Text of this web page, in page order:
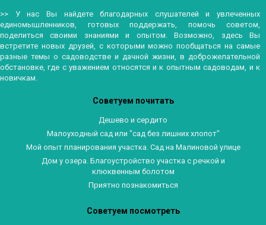
>> У нас Вы найдете благодарных слушателей и увлеченных
единомышленников, готовых поддержать, помочь советом,
поделиться своими знаниями и опытом. Возможно, здесь Вы
встретите новых друзей, с которыми можно пообщаться на самые
разные темы о садоводстве и дачной жизни, в доброжелательной
обстановке, где с уважением относятся и к опытным садоводам, и к
новичкам.
Советуем почитать
Дешево и сердито
Малоуходный сад или "сад без лишних хлопот"
Мой опыт планирования участка. Сад на Малиновой улице
Дом у озера. Благоустройство участка с речкой и
клюквенным болотом
Приятно познакомиться
Советуем посмотреть